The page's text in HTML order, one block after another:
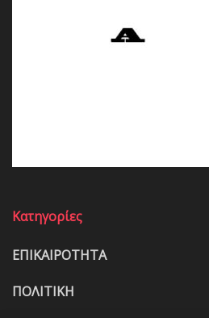
Κατηγορίες
ΕΠΙΚΑΙΡΟΤΗΤΑ
ΠΟΛΙΤΙΚΗ